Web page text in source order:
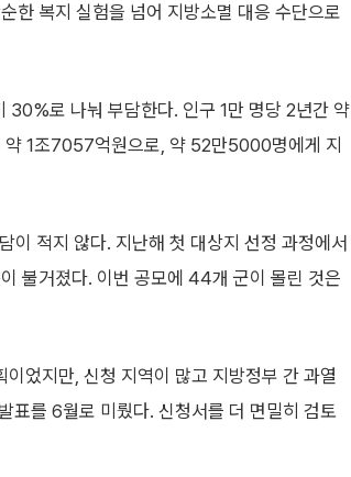
한 복지 실험을 넘어 지방소멸 대응 수단으로
로 나눠 부담한다. 인구 1만 명당 2년간 약
1조7057억원으로, 약 52만5000명에게 지
적지 않다. 지난해 첫 대상지 선정 과정에서
불거졌다. 이번 공모에 44개 군이 몰린 것은
었지만, 신청 지역이 많고 지방정부 간 과열
표를 6월로 미뤘다. 신청서를 더 면밀히 검토